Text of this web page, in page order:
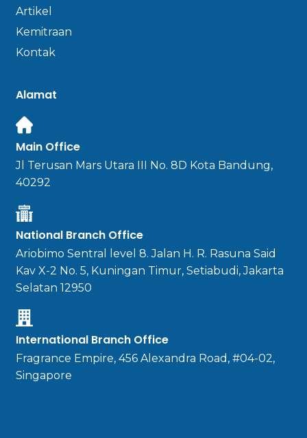
Artikel
Kemitraan
Kontak
Alamat
Main Office
Jl Terusan Mars Utara III No. 8D Kota Bandung,
40292
National Branch Office
Ariobimo Sentral level 8. Jalan H. R. Rasuna Said
Kav X-2 No. 5, Kuningan Timur, Setiabudi, Jakarta
Selatan 12950
International Branch Office
Fragrance Empire, 456 Alexandra Road, #04-02,
Singapore